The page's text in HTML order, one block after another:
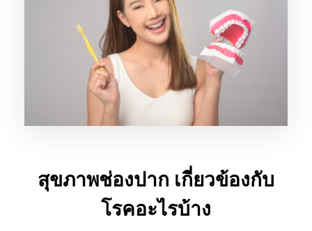
สุขภาพช่องปาก เกี่ยวข้องกับ
โรคอะไรบ้าง